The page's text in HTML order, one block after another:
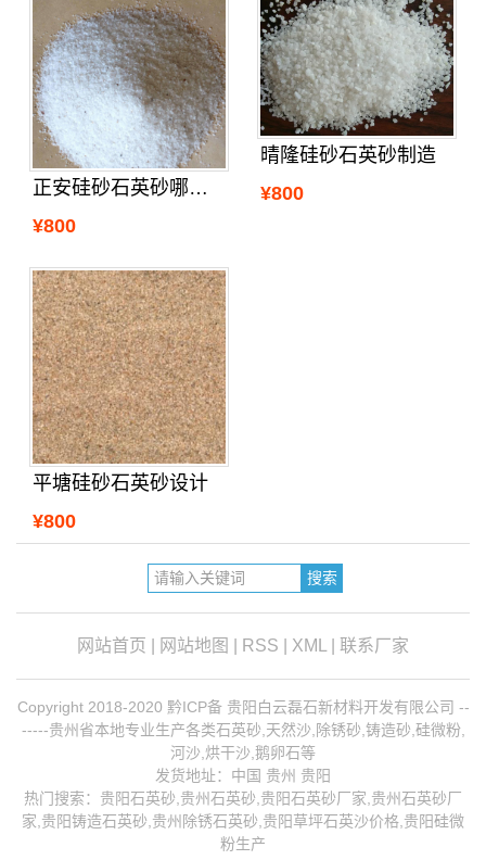
正安硅砂石英砂哪里买
¥800
晴隆硅砂石英砂制造
¥800
平塘硅砂石英砂设计
¥800
网站首页 网站地图 RSS XML| 联系厂家
Copyright 2018-2020 黔ICP备 贵阳白云磊石新材料开发有限公司 --
-----贵州省本地专业生产各类石英砂,天然沙,除锈砂,铸造砂,硅微粉,
河沙,烘干沙,鹅卵石等
发货地址：中国 贵州 贵阳
热门搜索： 贵阳石英砂,贵州石英砂,贵阳石英砂厂家,贵州石英砂厂
家,贵阳铸造石英砂,贵州除锈石英砂,贵阳草坪石英沙价格,贵阳硅微
粉生产